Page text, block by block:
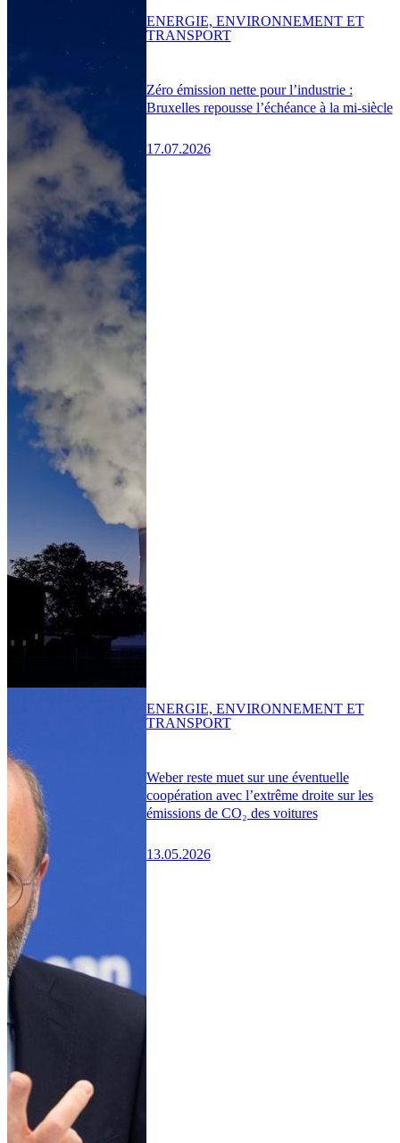
Zéro émission nette pour l’industrie :
Bruxelles repousse l’échéance à la mi-siècle
17.07.2026
ENERGIE, ENVIRONNEMENT ET
TRANSPORT
Weber reste muet sur une éventuelle
coopération avec l’extrême droite sur les
émissions de CO₂ des voitures
13.05.2026
ENERGIE, ENVIRONNEMENT ET
TRANSPORT